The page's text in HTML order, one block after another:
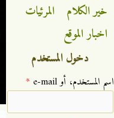
خير الكلام
المرئيات
اخبار الموقع
دخول المستخدم
‏اسم المستخدم، أو e-mail ‏ *